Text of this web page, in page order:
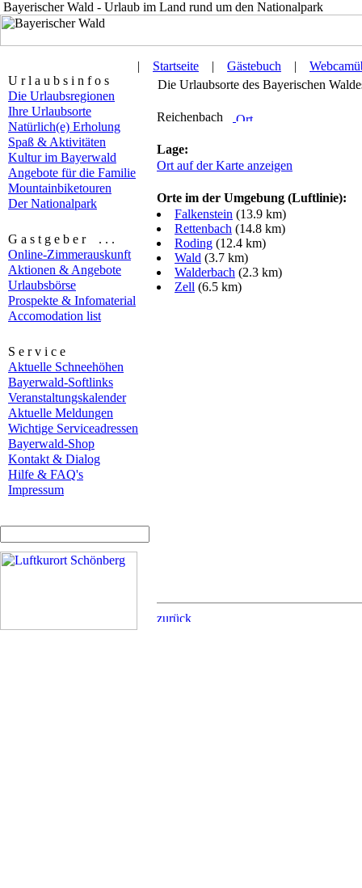
Bayerischer Wald - Urlaub im Land rund um den Nationalpark
| Startseite | Gästebuch |
U r l a u b s i n f o s
Die Urlaubsregionen
Ihre Urlaubsorte
Natürlich(e) Erholung
Spaß & Aktivitäten
Kultur im Bayerwald
Angebote für die Familie
Mountainbiketouren
Der Nationalpark
G a s t g e b e r . . .
Online-Zimmerauskunft
Aktionen & Angebote
Urlaubsbörse
Prospekte & Infomaterial
Accomodation list
S e r v i c e
Aktuelle Schneehöhen
Bayerwald-Softlinks
Veranstaltungskalender
Aktuelle Meldungen
Wichtige Serviceadressen
Bayerwald-Shop
Kontakt & Dialog
Hilfe & FAQ's
Impressum
Die Urlaubsorte des Bayerischen
Reichenbach
Lage:
Ort auf der Karte anzeigen
Orte im der Umgebung (Luftlinie):
Falkenstein (13.9 km)
Rettenbach (14.8 km)
Roding (12.4 km)
Wald (3.7 km)
Walderbach (2.3 km)
Zell (6.5 km)